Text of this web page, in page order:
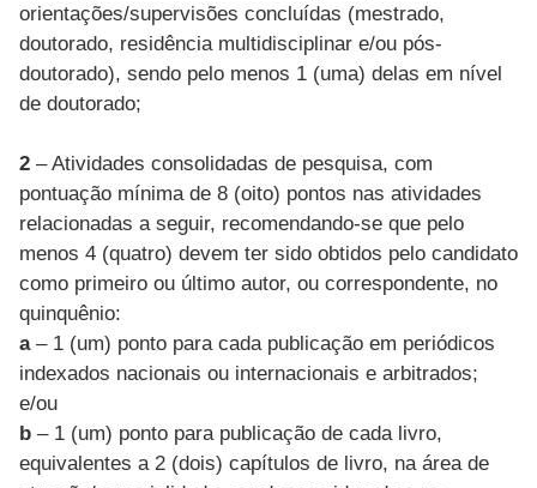
orientações/supervisões concluídas (mestrado,
doutorado, residência multidisciplinar e/ou pós-
doutorado), sendo pelo menos 1 (uma) delas em nível
de doutorado;
2 – Atividades consolidadas de pesquisa, com
pontuação mínima de 8 (oito) pontos nas atividades
relacionadas a seguir, recomendando-se que pelo
menos 4 (quatro) devem ter sido obtidos pelo candidato
como primeiro ou último autor, ou correspondente, no
quinquênio:
a– 1 (um) ponto para cada publicação em periódicos
indexados nacionais ou internacionais e arbitrados;
e/ou
b – 1 (um) ponto para publicação de cada livro,
equivalentes a 2 (dois) capítulos de livro, na área de